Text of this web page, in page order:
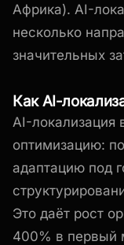
Африка). AI-
несколько
значительных
Как AI-
AI-локализация
оптимизацию:
адаптацию под
Это даёт рост
400% в первый